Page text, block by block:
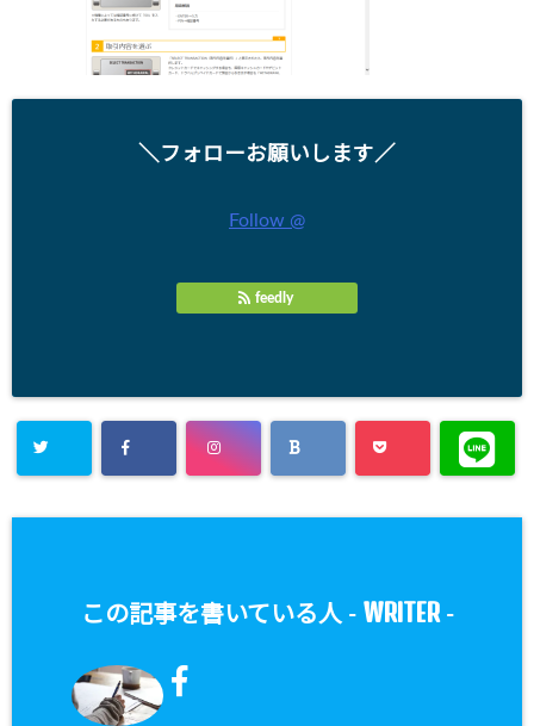
＼フォローお願いします／
Follow @
feedly
この記事を書いている人 - WRITER-